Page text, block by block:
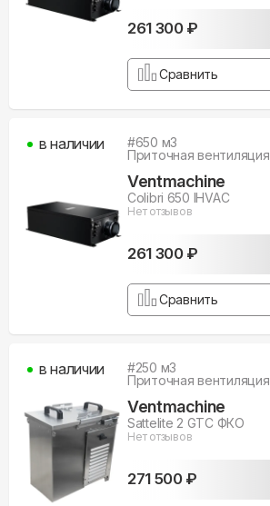
261 300 ₽
Сравнить
#650 м3
Приточная вентиляция
Ventmachine
Colibri 650 IHVAC
Нет отзывов
261 300 ₽
в наличии
Сравнить
#250 м3
Приточная вентиляция
Ventmachine
Sattelite 2 GTC ФКО
Нет отзывов
271 500 ₽
в наличии